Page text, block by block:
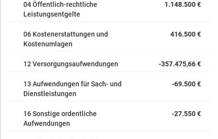
04 Öffentlich-rechtliche
Leistungsentgelte
1.148.500 €
06 Kostenerstattungen und
Kostenumlagen
416.500 €
12 Versorgungsaufwendungen -357.475,66 €
13 Aufwendungen für Sach- und
Dienstleistungen
-69.500 €
16 Sonstige ordentliche
Aufwendungen
-27.550 €